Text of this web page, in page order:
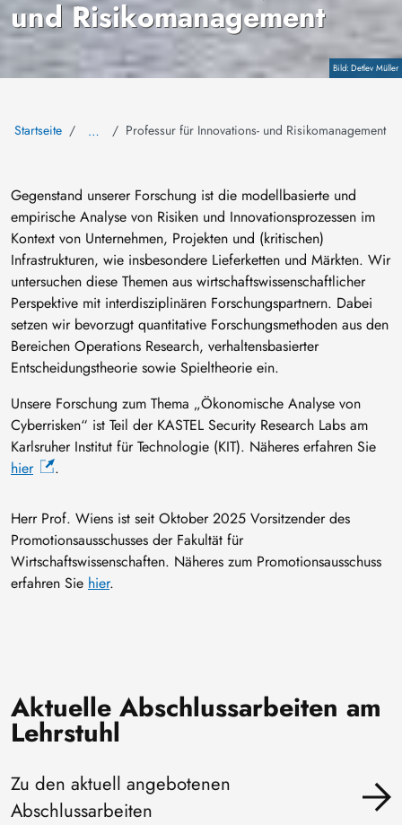
CopyrightDetlev Müller
und Risikomanagement
Startseite … Professur für Innovations- und Risikomanagement
Gegenstand unserer Forschung ist die modellbasierte und
empirische Analyse von Risiken und Innovationsprozessen im
Kontext von Unternehmen, Projekten und (kritischen)
Infrastrukturen, wie insbesondere Lieferketten und Märkten. Wir
untersuchen diese Themen aus wirtschaftswissenschaftlicher
Perspektive mit interdisziplinären Forschungspartnern. Dabei
setzen wir bevorzugt quantitative Forschungsmethoden aus den
Bereichen Operations Research, verhaltensbasierter
Entscheidungstheorie sowie Spieltheorie ein.
Unsere Forschung zum Thema „Ökonomische Analyse von
Cyberrisken“ ist Teil der KASTEL Security Research Labs am
Karlsruher Institut für Technologie (KIT). Näheres erfahren Sie
hier
.
Herr Prof. Wiens ist seit Oktober 2025 Vorsitzender des
Promotionsausschusses der Fakultät für
Wirtschaftswissenschaften. Näheres zum Promotionsausschuss
erfahren Sie hier.
Aktuelle Abschlussarbeiten am
Lehrstuhl
Zu den aktuell angebotenen
Abschlussarbeiten